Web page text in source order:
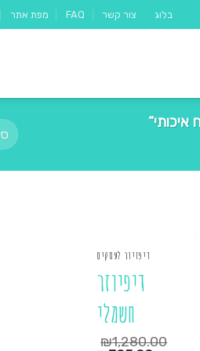
בלוג צור קשר FAQ מפת אתר
איכותי”
דיפזיור לעסקים
דיפיוזר
חשמלי
₪1,280.00